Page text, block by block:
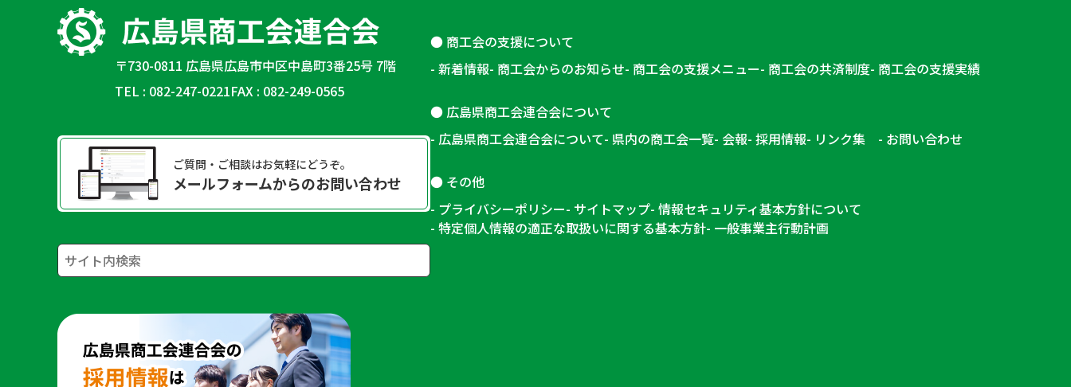
〒730-0811 広島県広島市中区中島町3番25号 7階
TEL : 082-247-0221FAX : 082-249-0565
ご質問・ご相談はお気軽にどうぞ。
メールフォームからのお問い合わせ
商工会の支援について
新着情報 商工会からのお知らせ 商工会の支援メニュー 商工会の共済制度 商工会の支援実績
広島県商工会連合会について
広島県商工会連合会について 県内の商工会一覧 会報 採用情報 リンク集 お問い合わせ
その他
プライバシーポリシー サイトマップ 情報セキュリティ基本方針について
特定個人情報の適正な取扱いに関する基本方針 一般事業主行動計画